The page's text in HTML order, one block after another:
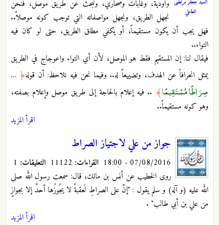
العاملي
وأودية، وغابات وصحاري، ونبحث عن طريق موصل، فنحن
نجهل الطريق، ونجهل مواصفاته التي توجب كونه موصلاً..
فهل يجب أن يكون مستقيماً، أو يكفي مطلق الطريق، حتى لو كان فيه
التواء..
فيقال لنا: إن المستقيم فقط هو الموصل، لأن أي التواء واعوجاج في الطريق
يمثل انحرافاً عن الهدف، وتضييعاً له.. وفيما نحن فيه نلاحظ: أن قوله﴿ ...
صِرَاطًا مُسْتَقِيمًا﴾ .. فيه إعلام بالحاجة إلى طريق موصل وإعلام بصفته،
وهو كونه مستقيماً..
اقرأ المزيد
جواز من علي لاجتياز الصراط
07/08/2016 - 18:00 القراءات: التعليقات:
روى الخطيب عن أنس بن مالك، قال: سمعت رسول الله صلى
الله عليه (و آله) و سلم يقول : "إنّ على الصراطِ لَعقبةٌ لا يجُوزُها أحدٌ إلا بجوازٍ
من علي بن أبي طالب" .
اقرأ المزيد